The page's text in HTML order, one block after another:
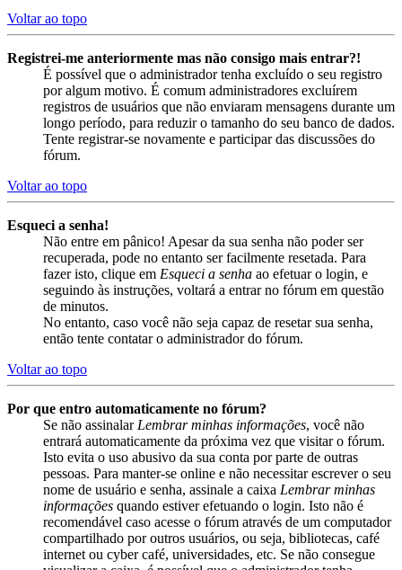
Voltar ao topo
Registrei-me anteriormente mas não consigo mais entrar?!
É possível que o administrador tenha excluído o seu registro
por algum motivo. É comum administradores excluírem
registros de usuários que não enviaram mensagens durante um
longo período, para reduzir o tamanho do seu banco de dados.
Tente registrar-se novamente e participar das discussões do
fórum.
Voltar ao topo
Esqueci a senha!
Não entre em pânico! Apesar da sua senha não poder ser
recuperada, pode no entanto ser facilmente resetada. Para
fazer isto, clique em Esqueci a senha ao efetuar o login, e
seguindo às instruções, voltará a entrar no fórum em questão
de minutos.
No entanto, caso você não seja capaz de resetar sua senha,
então tente contatar o administrador do fórum.
Voltar ao topo
Por que entro automaticamente no fórum?
Se não assinalar Lembrar minhas informações, você não
entrará automaticamente da próxima vez que visitar o fórum.
Isto evita o uso abusivo da sua conta por parte de outras
pessoas. Para manter-se online e não necessitar escrever o seu
nome de usuário e senha, assinale a caixa Lembrar minhas
informações quando estiver efetuando o login. Isto não é
recomendável caso acesse o fórum através de um computador
compartilhado por outros usuários, ou seja, bibliotecas, café
internet ou cyber café, universidades, etc. Se não consegue